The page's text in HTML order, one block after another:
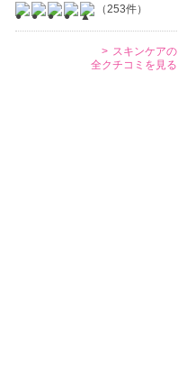
（253件）
スキンケアの
全クチコミを見る